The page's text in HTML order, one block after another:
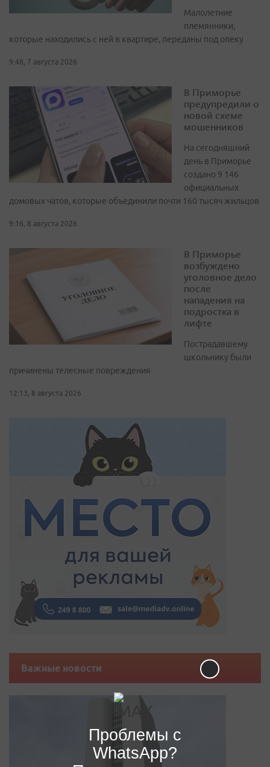
Малолетние
племянники,
которые находились с ней в квартире, переданы под опеку
9:48, 7 августа 2026
В Приморье
предупредили о
новой схеме
мошенников
На сегодняшний
день в Приморье
создано 9 146
официальных
домовых чатов, которые объединили почти 160 тысяч жильцов
9:16, 8 августа 2026
В Приморье
возбуждено
уголовное дело
после
нападения на
подростка в
лифте
Пострадавшему
школьнику были
причинены телесные повреждения
12:13, 8 августа 2026
Важные новости
Проблемы с
WhatsApp?